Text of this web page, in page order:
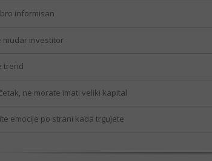
informisan
mudar investitor
trend
ne morate imati veliki kapital
emocije po strani kada trgujete